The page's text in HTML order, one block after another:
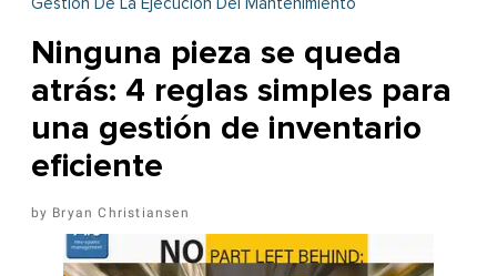
Gestión De La Ejecución Del Mantenimiento
Ninguna pieza se queda
atrás: 4 reglas simples para
una gestión de inventario
eficiente
Bryan Christiansen